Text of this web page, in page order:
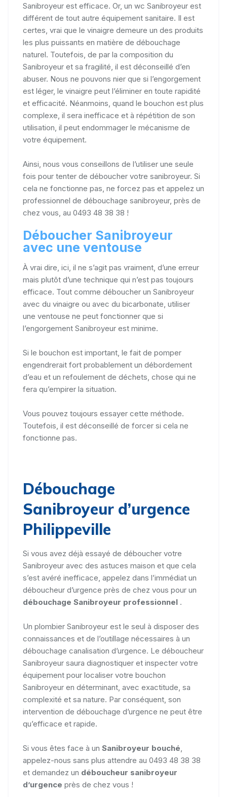
Sanibroyeur est efficace. Or, un wc Sanibroyeur est
différent de tout autre équipement sanitaire. Il est
certes, vrai que le vinaigre demeure un des produits
les plus puissants en matière de débouchage
naturel. Toutefois, de par la composition du
Sanibroyeur et sa fragilité, il est déconseillé d’en
abuser. Nous ne pouvons nier que si l’engorgement
est léger, le vinaigre peut l’éliminer en toute rapidité
et efficacité. Néanmoins, quand le bouchon est plus
complexe, il sera inefficace et à répétition de son
utilisation, il peut endommager le mécanisme de
votre équipement.
Ainsi, nous vous conseillons de l’utiliser une seule
fois pour tenter de déboucher votre sanibroyeur. Si
cela ne fonctionne pas, ne forcez pas et appelez un
professionnel de débouchage sanibroyeur, près de
chez vous, au 0493 48 38 38 !
Déboucher Sanibroyeur
avec une ventouse
À vrai dire, ici, il ne s’agit pas vraiment, d’une erreur
mais plutôt d’une technique qui n’est pas toujours
efficace. Tout comme déboucher un Sanibroyeur
avec du vinaigre ou avec du bicarbonate, utiliser
une ventouse ne peut fonctionner que si
l’engorgement Sanibroyeur est minime.
Si le bouchon est important, le fait de pomper
engendrerait fort probablement un débordement
d’eau et un refoulement de déchets, chose qui ne
fera qu’empirer la situation.
Vous pouvez toujours essayer cette méthode.
Toutefois, il est déconseillé de forcer si cela ne
fonctionne pas.
Débouchage
Sanibroyeur d’urgence
Philippeville
Si vous avez déjà essayé de déboucher votre
Sanibroyeur avec des astuces maison et que cela
s’est avéré inefficace, appelez dans l’immédiat un
déboucheur d’urgence près de chez vous pour un
débouchage Sanibroyeur professionnel .
Un plombier Sanibroyeur est le seul à disposer des
connaissances et de l’outillage nécessaires à un
débouchage canalisation d’urgence. Le déboucheur
Sanibroyeur saura diagnostiquer et inspecter votre
équipement pour localiser votre bouchon
Sanibroyeur en déterminant, avec exactitude, sa
complexité et sa nature. Par conséquent, son
intervention de débouchage d’urgence ne peut être
qu’efficace et rapide.
Si vous êtes face à un Sanibroyeur bouché
appelez-nous sans plus attendre au 0493 48 38 38
et demandez un déboucheur sanibroyeur
d’urgence près de chez vous !